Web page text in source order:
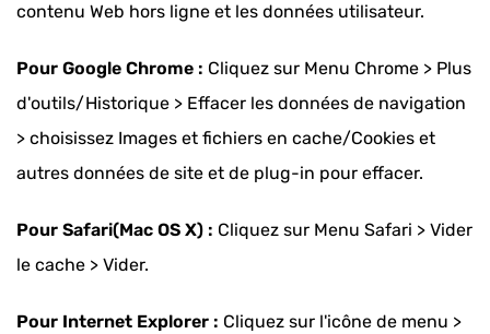
contenu Web hors ligne et les données utilisateur.
Pour Google Chrome : Cliquez sur Menu Chrome > Plus
d'outils/Historique > Effacer les données de navigation
> choisissez Images et fichiers en cache/Cookies et
autres données de site et de plug-in pour effacer.
Pour Safari(Mac OS X) : Cliquez sur Menu Safari > Vider
le cache > Vider.
Pour Internet Explorer : Cliquez sur l'icône de menu >